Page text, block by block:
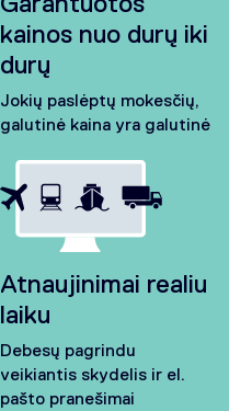
kainos nuo durų iki
durų
Jokių paslėptų mokesčių,
galutinė kaina yra galutinė
Atnaujinimai realiu
laiku
Debesų pagrindu
veikiantis skydelis ir el.
pašto pranešimai